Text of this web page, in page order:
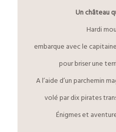
Un château
Hardi
embarque avec le
pour briser une
A l’aide d’un parchemin
volé par dix pirates
Énigmes et